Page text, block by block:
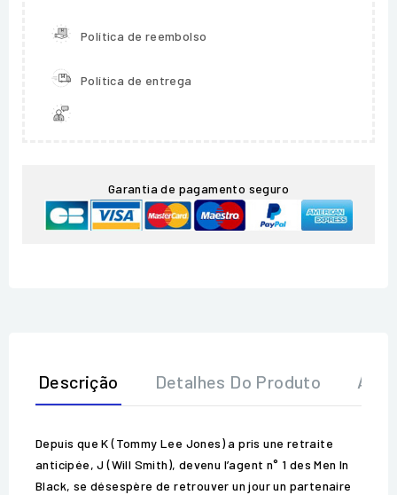
Política de reembolso
Política de entrega
Garantia de pagamento seguro
Descrição Detalhes Do Produto
Depuis que K (Tommy Lee Jones) a pris une retraite
anticipée, J (Will Smith), devenu l’agent n° 1 des Men In
Black, se désespère de retrouver un jour un partenaire